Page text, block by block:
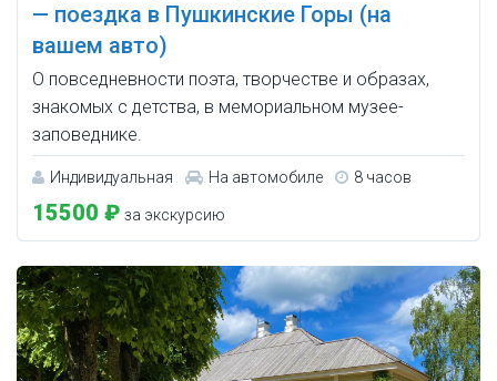
— поездка в Пушкинские Горы (на
вашем авто)
О повседневности поэта, творчестве и образах,
знакомых с детства, в мемориальном музее-
заповеднике.
Индивидуальная На автомобиле 8 часов
15500 ₽ за экскурсию